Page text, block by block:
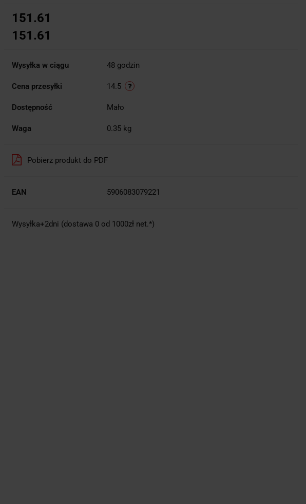
151.61
151.61
Wysyłka w ciągu 48 godzin
Cena przesyłki 14.5
Dostępność Mało
Waga 0.35 kg
Pobierz produkt do PDF
EAN 5906083079221
Wysyłka+2dni (dostawa 0 od 1000zł net.*)